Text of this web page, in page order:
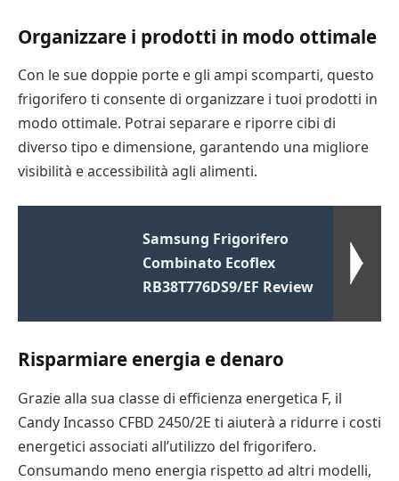
Organizzare i prodotti in modo ottimale
Con le sue doppie porte e gli ampi scomparti, questo
frigorifero ti consente di organizzare i tuoi prodotti in
modo ottimale. Potrai separare e riporre cibi di
diverso tipo e dimensione, garantendo una migliore
visibilità e accessibilità agli alimenti.
Samsung Frigorifero
Combinato Ecoflex
RB38T776DS9/EF Review
Risparmiare energia e denaro
Grazie alla sua classe di efficienza energetica F, il
Candy Incasso CFBD 2450/2E ti aiuterà a ridurre i costi
energetici associati all’utilizzo del frigorifero.
Consumando meno energia rispetto ad altri modelli,